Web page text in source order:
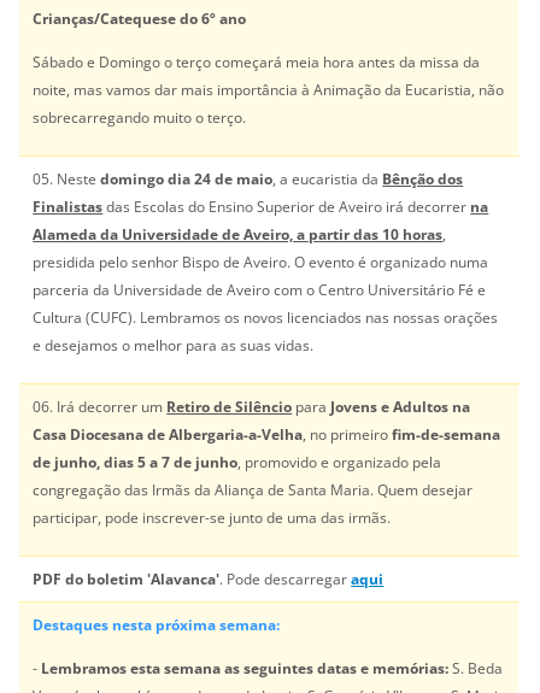
Crianças/Catequese do 6º ano
Sábado e Domingo o terço começará meia hora antes da missa da
noite, mas vamos dar mais importância à Animação da Eucaristia, não
sobrecarregando muito o terço.
05. Nestedomingo dia 24 de maio, a eucaristia da Bênção dos
Finalistasdas Escolas do Ensino Superior de Aveiro irá decorrer na
Alameda da Universidade de Aveiro, a partir das 10 horas,
presidida pelo senhor Bispo de Aveiro. O evento é organizado numa
parceria da Universidade de Aveiro com o Centro Universitário Fé e
Cultura (CUFC). Lembramos os novos licenciados nas nossas orações
e desejamos o melhor para as suas vidas.
06. Irá decorrer um Retiro de Silêncio para Jovens e Adultos na
Casa Diocesana de Albergaria-a-Velha, no primeirofim-de-semana
de junho, dias 5 a 7 de junho, promovido e organizado pela
congregação das Irmãs da Aliança de Santa Maria. Quem desejar
participar, pode inscrever-se junto de uma das irmãs.
PDF do boletim 'Alavanca'. Pode descarregaraqui
Destaques nesta próxima semana:
- Lembramos esta semana as seguintes datas e memórias:S. Beda